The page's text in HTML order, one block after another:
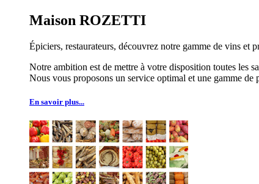
Maison ROZETTI
Épiciers, restaurateurs, découvrez notre gamme de vins et
Notre ambition est de mettre à votre disposition toutes les
Nous vous proposons un service optimal et une gamme de
En savoir plus...